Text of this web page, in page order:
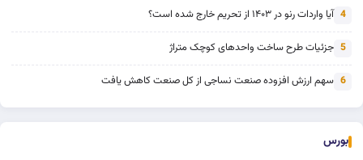
4 آیا واردات رنو در ۱۴۰۳ از تحریم خارج شده است؟
5 جزئیات طرح ساخت واحدهای کوچک متراژ
6 سهم ارزش افزوده صنعت نساجی از کل صنعت کاهش یافت
بورس